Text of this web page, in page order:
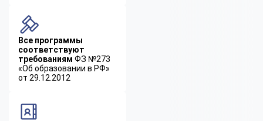
Все программы
соответствуют
требованиям ФЗ №273
«Об образовании в РФ»
от 29.12.2012